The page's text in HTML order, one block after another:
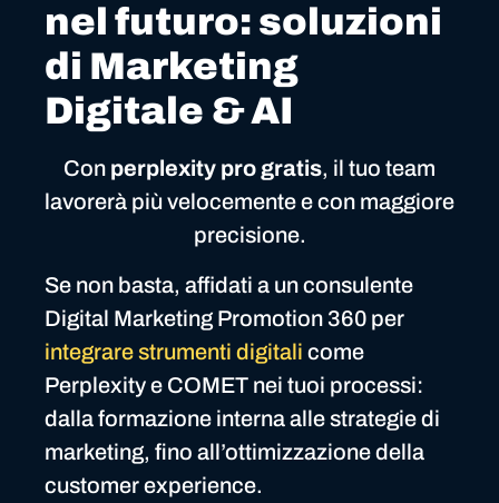
nel futuro: soluzioni
di Marketing
Digitale & AI
Con perplexity pro gratis, il tuo team
lavorerà più velocemente e con maggiore
precisione.
Se non basta, affidati a un consulente
Digital Marketing Promotion 360 per
integrare strumenti digitali come
Perplexity e COMET nei tuoi processi:
dalla formazione interna alle strategie di
marketing, fino all’ottimizzazione della
customer experience.